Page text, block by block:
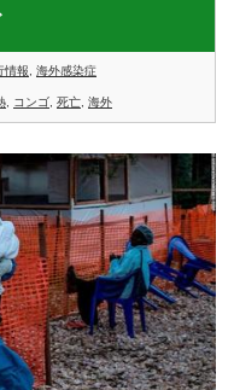
情報 海外感染症
コンゴ 死亡 海外